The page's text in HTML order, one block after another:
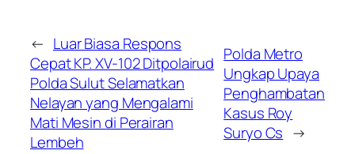
← Luar Biasa Respons
Cepat KP. XV-102 Ditpolairud
Polda Sulut Selamatkan
Nelayan yang Mengalami
Mati Mesin di Perairan
Lembeh
Polda Metro
Ungkap Upaya
Penghambatan
Kasus Roy
Suryo Cs →